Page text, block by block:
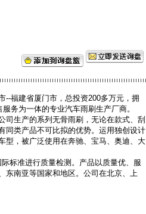
--福建省厦门市，总投资200多万元，拥
务为一体的专业汽车雨刷生产厂商。
司生产的系列无骨雨刷，无论在款式、刮
同类产品不可比拟的优势。运用独创设计
型，被广泛使用在奔驰、宝马、奥迪、大
标准进行质量检测。产品以质量优、服
东南亚等国家和地区。公司在北京、上